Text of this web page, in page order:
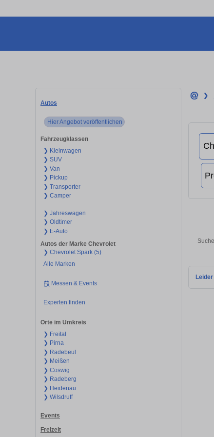
Autos
Hier Angebot veröffentlichen
Fahrzeugklassen
❯ Kleinwagen
❯ SUV
❯ Van
❯ Pickup
❯ Transporter
❯ Camper
❯ Jahreswagen
❯ Oldtimer
❯ E-Auto
Autos der Marke Chevrolet
❯ Chevrolet Spark (5)
Alle Marken
Messen & Events
Experten finden
Orte im Umkreis
❯ Freital
❯ Pirna
❯ Radebeul
❯ Meißen
❯ Coswig
❯ Radeberg
❯ Heidenau
❯ Wilsdruff
Events
Freizeit
❯